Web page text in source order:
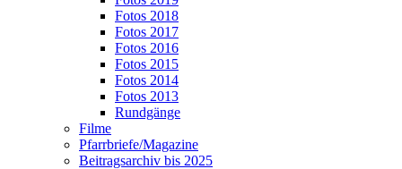
Fotos 2018
Fotos 2017
Fotos 2016
Fotos 2015
Fotos 2014
Fotos 2013
Rundgänge
Filme
Pfarrbriefe/Magazine
Beitragsarchiv bis 2025